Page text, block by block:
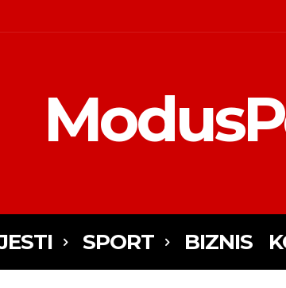
SPORT BIZNIS